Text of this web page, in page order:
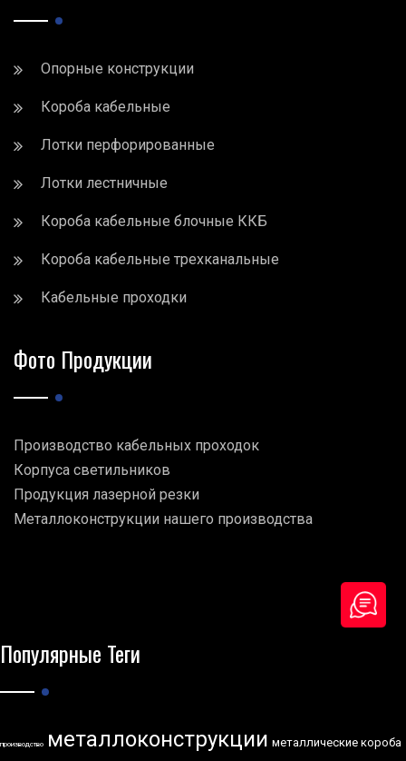
Опорные конструкции
Короба кабельные
Лотки перфорированные
Лотки лестничные
Короба кабельные блочные ККБ
Короба кабельные трехканальные
Кабельные проходки
Фото Продукции
Производство кабельных проходок
Корпуса светильников
Продукция лазерной резки
Металлоконструкции нашего производства
Популярные Теги
производство металлоконструкции металлические короба